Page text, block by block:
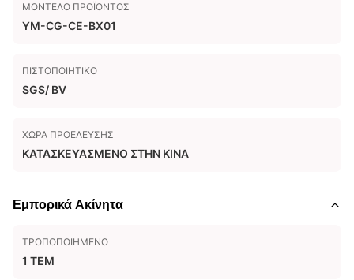
ΜΟΝΤΈΛΟ ΠΡΟΪΌΝΤΟΣ
YM-CG-CE-BX01
ΠΙΣΤΟΠΟΙΗΤΙΚΌ
SGS/ BV
ΧΏΡΑ ΠΡΟΈΛΕΥΣΗΣ
ΚΑΤΑΣΚΕΥΑΣΜΕΝΟ ΣΤΗΝ ΚΙΝΑ
Εμπορικά Ακίνητα
ΤΡΟΠΟΠΟΙΗΜΈΝΟ
1 ΤΕΜ